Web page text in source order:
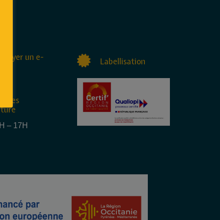
un e-
– 17H
Labellisation